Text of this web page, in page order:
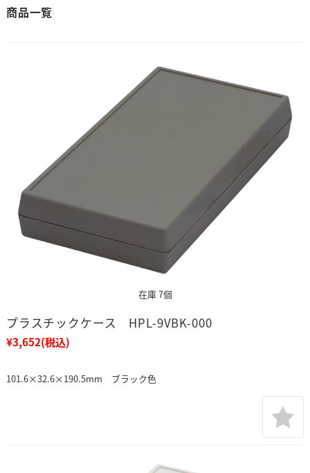
商品一覧
在庫 7個
プラスチックケース HPL-9VBK-000
¥3,652(税込)
101.6×32.6×190.5mm ブラック色